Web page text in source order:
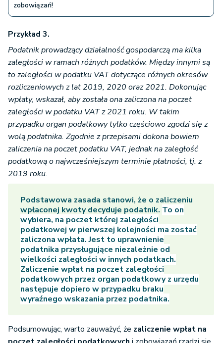
zobowiązań!
Przykład 3.
Podatnik prowadzący działalność gospodarczą ma kilka
zaległości w ramach różnych podatków. Między innymi są
to zaległości w podatku VAT dotyczące różnych okresów
rozliczeniowych z lat 2019, 2020 oraz 2021. Dokonując
wpłaty, wskazał, aby została ona zaliczona na poczet
zaległości w podatku VAT z 2021 roku. W takim
przypadku organ podatkowy tylko częściowo zgodzi się z
wolą podatnika. Zgodnie z przepisami dokona bowiem
zaliczenia na poczet podatku VAT, jednak na zaległość
podatkową o najwcześniejszym terminie płatności, tj. z
2019 roku.
Podstawowa zasada stanowi, że o zaliczeniu
wpłaconej kwoty decyduje podatnik. To on
wybiera, na poczet której zaległości
podatkowej w pierwszej kolejności ma zostać
zaliczona wpłata. Jest to uprawnienie
podatnika przysługujące niezależnie od
wielkości zaległości w innych podatkach.
Zaliczenie wpłat na poczet zaległości
podatkowych przez organ podatkowy z urzędu
następuje dopiero w przypadku braku
wyraźnego wskazania przez podatnika.
Podsumowując, warto zauważyć, że zaliczenie wpłat na